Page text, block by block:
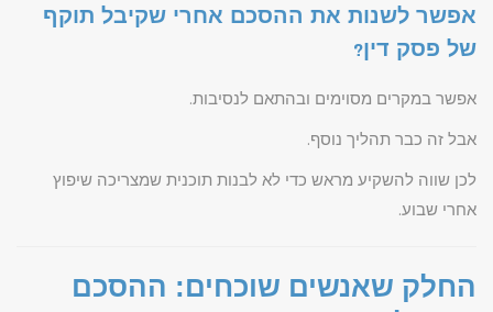
אפשר לשנות את ההסכם אחרי שקיבל תוקף
של פסק דין?
אפשר במקרים מסוימים ובהתאם לנסיבות.
אבל זה כבר תהליך נוסף.
לכן שווה להשקיע מראש כדי לא לבנות תוכנית שמצריכה שיפוץ
אחרי שבוע.
החלק שאנשים שוכחים: ההסכם